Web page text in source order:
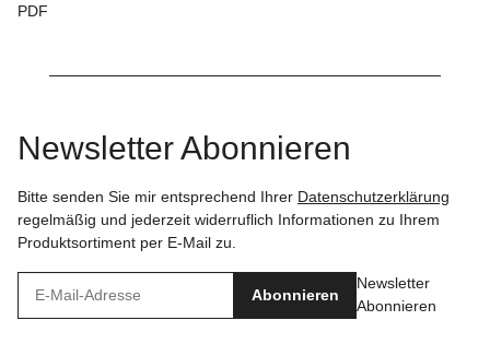
PDF
Newsletter Abonnieren
Bitte senden Sie mir entsprechend Ihrer Datenschutzerklärung
regelmäßig und jederzeit widerruflich Informationen zu Ihrem
Produktsortiment per E-Mail zu.
Abonnieren
Newsletter
Abonnieren